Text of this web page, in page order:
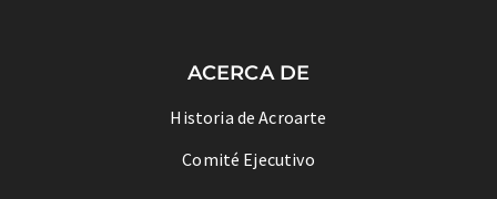
ACERCA DE
Historia de Acroarte
Comité Ejecutivo